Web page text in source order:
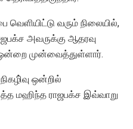
வெளியிட்டு வரும் நிலையில்,
அவருக்கு ஆதரவு
ஒன்றை முன்வைத்துள்ளார்.
ஒன்றில்
மஹிந்த ராஜபக்ச இவ்வாறு